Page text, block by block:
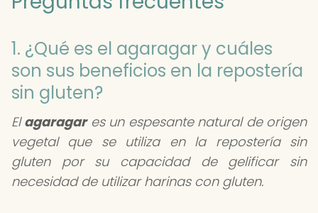
1. ¿Qué es el agaragar y cuáles
son sus beneficios en la repostería
sin gluten?
Elagaragares un espesante natural de origen
vegetal que se utiliza en la repostería sin
gluten por su capacidad de gelificar sin
necesidad de utilizar harinas con gluten.